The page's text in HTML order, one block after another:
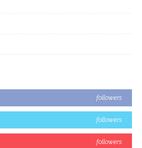
followers
followers
followers